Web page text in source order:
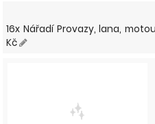
16x Nářadí Provazy, lana,
Kč